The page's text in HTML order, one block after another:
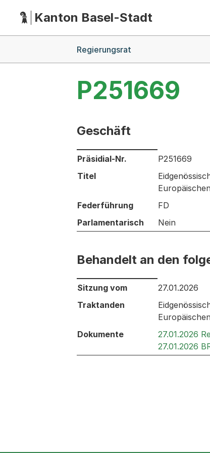
HauptnavigationKanton Basel-Stadt
Regierungsrat
P251669
Geschäft
Informationen zum Ausgewählten
Präsidial-Nr.
P251669
Titel
Federführung
FD
Parlamentarisch
Nein
Behandelt an den
Behandelt an den folgenden
Sitzung vom
27.01.2026
Traktanden
Dokumente
27.01.2026
27.01.2026